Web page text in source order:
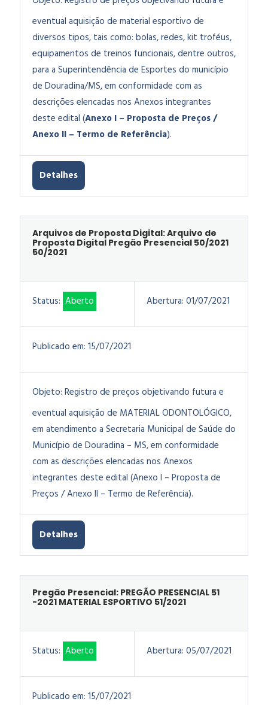
eventual aquisição de material esportivo de
diversos tipos, tais como: bolas, redes, kit troféus,
equipamentos de treinos funcionais, dentre outros,
para a Superintendência de Esportes do município
de Douradina/MS, em conformidade com as
descrições elencadas nos Anexos integrantes
deste edital (Anexo I – Proposta de Preços /
Anexo II – Termo de Referência).
Detalhes
Arquivos de Proposta Digital: Arquivo de
Proposta Digital Pregão Presencial 50/2021
50/2021
Status: Aberto Abertura: 01/07/2021
Publicado em: 15/07/2021
Objeto: Registro de preços objetivando futura e
eventual aquisição de MATERIAL ODONTOLÓGICO,
em atendimento a Secretaria Municipal de Saúde do
Município de Douradina – MS, em conformidade
com as descrições elencadas nos Anexos
integrantes deste edital (Anexo I – Proposta de
Preços / Anexo II – Termo de Referência).
Detalhes
Pregão Presencial: PREGÃO PRESENCIAL 51
-2021 MATERIAL ESPORTIVO 51/2021
Status: Aberto Abertura: 05/07/2021
Publicado em: 15/07/2021